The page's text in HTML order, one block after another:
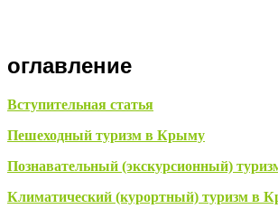
оглавление
Вступительная статья
Пешеходный туризм в Крыму
Познавательный (экскурсионный)
Климатический (курортный) туризм в